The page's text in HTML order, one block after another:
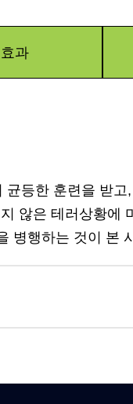
과
균등한 훈련을 받고,
않은 테러상황에
병행하는 것이 본